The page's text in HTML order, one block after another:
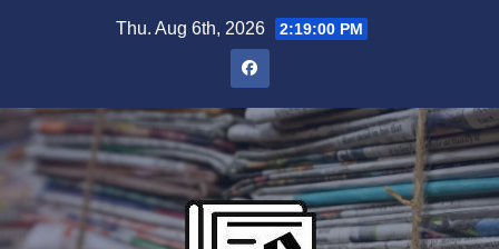
Thu. Aug 6th, 2026 2:19:01 PM